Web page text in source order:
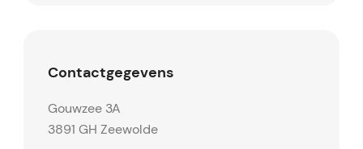
Contactgegevens
Gouwzee 3A
3891 GH Zeewolde